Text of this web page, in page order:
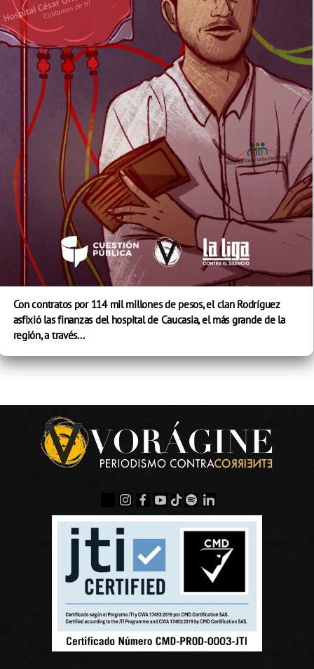
Con contratos por 114 mil millones de pesos, el clan Rodríguez
asfixió las finanzas del hospital de Caucasia, el más grande de la
región, a través...